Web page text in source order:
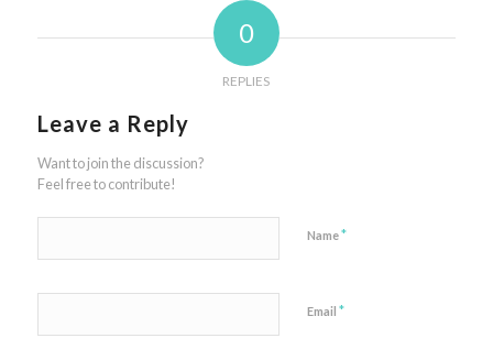
0
REPLIES
Leave a Reply
Want to join the discussion?
Feel free to contribute!
Name*
Email *